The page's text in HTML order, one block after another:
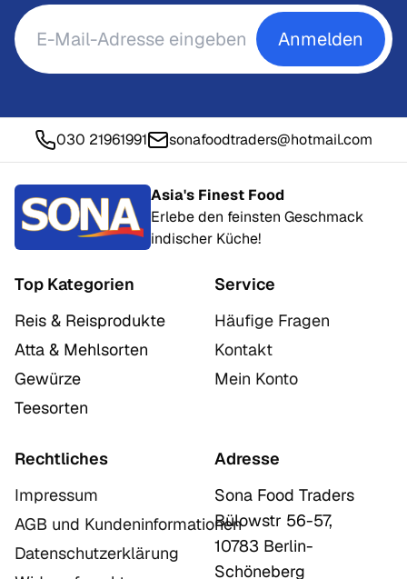
Anmelden
030 21961991 sonafoodtraders@hotmail.com
Asia's Finest Food
Erlebe den feinsten Geschmack
indischer Küche!
Top Kategorien
Reis & Reisprodukte
Atta & Mehlsorten
Gewürze
Teesorten
Service
Häufige Fragen
Kontakt
Mein Konto
Rechtliches
Impressum
AGB und Kundeninformationen
Datenschutzerklärung
Adresse
Sona Food Traders
Bülowstr 56-57,
10783 Berlin-
Schöneberg